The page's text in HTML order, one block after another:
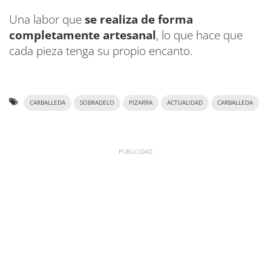
Una labor quese realiza de forma
completamente artesanal, lo que hace que
cada pieza tenga su propio encanto.
CARBALLEDA SOBRADELO PIZARRA ACTUALIDAD CARBALLEDA